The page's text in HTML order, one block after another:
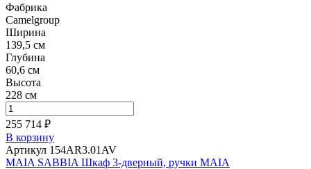
Фабрика
Camelgroup
Ширина
139,5 см
Глубина
60,6 см
Высота
228 см
255 714 ₽
В корзину
Артикул 154AR3.01AV
MAIA SABBIA Шкаф 3-дверный, ручки MAIA